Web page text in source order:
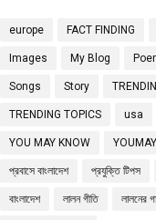
europe FACT FINDING
Images My Blog
Songs Story
TRENDING TOPICS usa
YOU MAY KNOW YOUMAY
প্রবাসে বাংলাদেশ প্রযুক্তি টিপস
বাংলাদেশ লালন গীতি লালনের